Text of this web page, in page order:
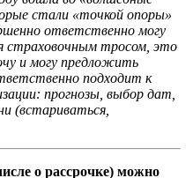
стали «точкой опоры»
ответственно могу
страховочным тросом, это
и могу предложить
подходит к
прогнозы, выбор дат,
(встариваться,
о рассрочке) можно